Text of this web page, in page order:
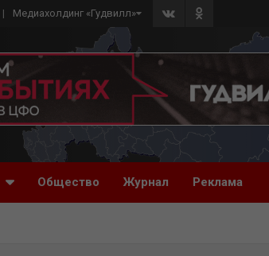
Медиахолдинг «Гудвилл»
Общество Журнал Реклама